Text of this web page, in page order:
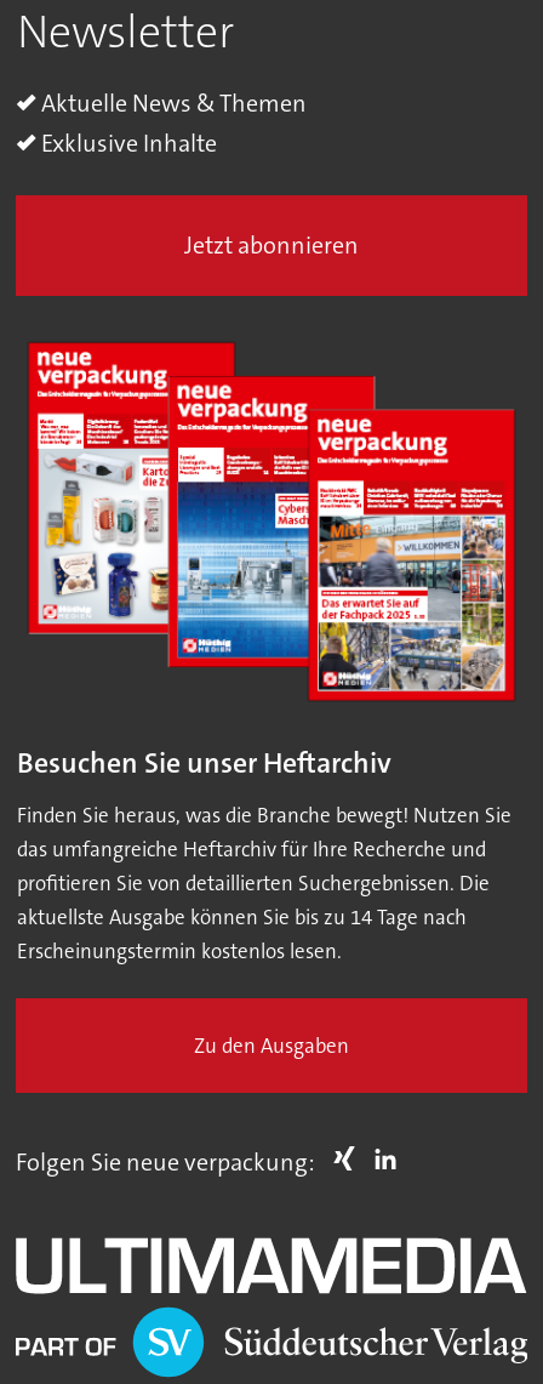
Newsletter
Aktuelle News & Themen
Exklusive Inhalte
Jetzt abonnieren
Besuchen Sie unser Heftarchiv
Finden Sie heraus, was die Branche bewegt! Nutzen Sie
das umfangreiche Heftarchiv für Ihre Recherche und
profitieren Sie von detaillierten Suchergebnissen. Die
aktuellste Ausgabe können Sie bis zu 14 Tage nach
Erscheinungstermin kostenlos lesen.
Zu den Ausgaben
Folgen Sie neue verpackung: